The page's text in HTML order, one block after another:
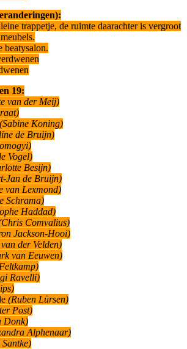
trappetje, de ruimte daarachter is vergroot
beatysalon.
19:
van der Meij)
(Sabine Koning)
de Bruijn)
Vogel)
Besijn)
Jan de Bruijn)
van Lexmond)
Schrama)
Haddad)
Comvalius)
Jackson-Hooi)
der Velden)
van Eeuwen)
Ravelli)
(Ruben Lürsen)
Post)
Donk)
Alphenaar)